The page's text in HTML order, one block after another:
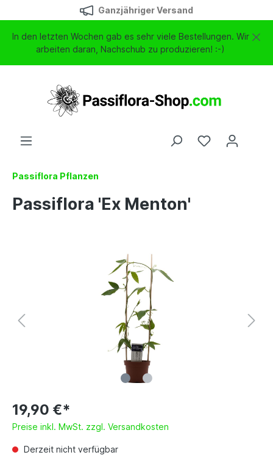
Ganzjähriger Versand
In den letzten Wochen gab es sehr viele Bestellungen. Wir
arbeiten daran, Nachschub zu produzieren! :-)
Passiflora Pflanzen
Passiflora 'Ex Menton'
19,90 €*
Preise inkl. MwSt. zzgl. Versandkosten
Derzeit nicht verfügbar